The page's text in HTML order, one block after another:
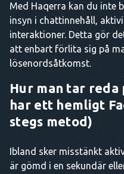
Med Haqerra kan du inte
insyn i chattinnehåll,
interaktioner. Detta gör
att enbart förlita sig på
lösenordsåtkomst.
Hur man tar
har ett hemligt
stegs metod)
Ibland sker misstänkt
är gömd i en sekundär